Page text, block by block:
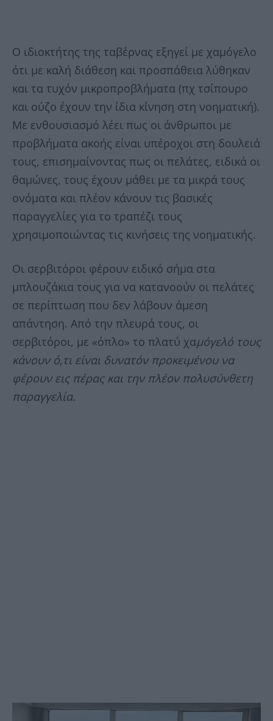
Ο ιδιοκτήτης της ταβέρνας εξηγεί με χαμόγελο
ότι με καλή διάθεση και προσπάθεια λύθηκαν
και τα τυχόν μικροπροβλήματα (πχ τσίπουρο
και ούζο έχουν την ίδια κίνηση στη νοηματική).
Με ενθουσιασμό λέει πως οι άνθρωποι με
προβλήματα ακοής είναι υπέροχοι στη δουλειά
τους, επισημαίνοντας πως οι πελάτες, ειδικά οι
θαμώνες, τους έχουν μάθει με τα μικρά τους
ονόματα και πλέον κάνουν τις βασικές
παραγγελίες για το τραπέζι τους
χρησιμοποιώντας τις κινήσεις της νοηματικής.
Οι σερβιτόροι φέρουν ειδικό σήμα στα
μπλουζάκια τους για να κατανοούν οι πελάτες
σε περίπτωση που δεν λάβουν άμεση
απάντηση. Από την πλευρά τους, οι
σερβιτόροι, με «όπλο» το πλατύ χαμόγελό τους
κάνουν ό,τι είναι δυνατόν προκειμένου να
φέρουν εις πέρας και την πλέον πολυσύνθετη
παραγγελία.